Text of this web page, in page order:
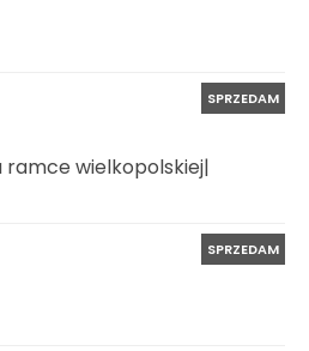
SPRZEDAM
ramce wielkopolskiej|
SPRZEDAM